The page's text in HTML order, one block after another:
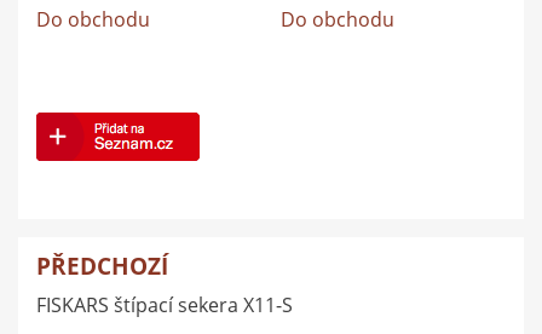
Do obchodu Do obchodu
Navigace
pro
PŘEDCHOZÍ
FISKARS štípací sekera X11-S